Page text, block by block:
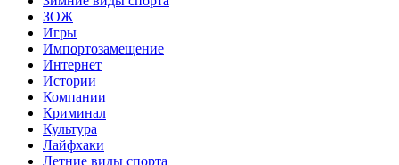
ЗОЖ
Игры
Импортозамещение
Интернет
Истории
Компании
Криминал
Культура
Лайфхаки
Летние виды спорта